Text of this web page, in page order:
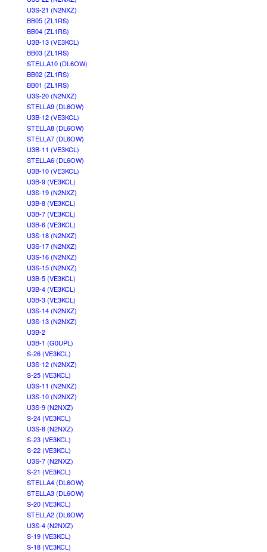
U3S-21 (N2NXZ)
BB05 (ZL1RS)
BB04 (ZL1RS)
U3B-13 (VE3KCL)
BB03 (ZL1RS)
STELLA10 (DL6OW)
BB02 (ZL1RS)
BB01 (ZL1RS)
U3S-20 (N2NXZ)
STELLA9 (DL6OW)
U3B-12 (VE3KCL)
STELLA8 (DL6OW)
STELLA7 (DL6OW)
U3B-11 (VE3KCL)
STELLA6 (DL6OW)
U3B-10 (VE3KCL)
U3B-9 (VE3KCL)
U3S-19 (N2NXZ)
U3B-8 (VE3KCL)
U3B-7 (VE3KCL)
U3B-6 (VE3KCL)
U3S-18 (N2NXZ)
U3S-17 (N2NXZ)
U3S-16 (N2NXZ)
U3S-15 (N2NXZ)
U3B-5 (VE3KCL)
U3B-4 (VE3KCL)
U3B-3 (VE3KCL)
U3S-14 (N2NXZ)
U3S-13 (N2NXZ)
U3B-2
U3B-1 (G0UPL)
S-26 (VE3KCL)
U3S-12 (N2NXZ)
S-25 (VE3KCL)
U3S-11 (N2NXZ)
U3S-10 (N2NXZ)
U3S-9 (N2NXZ)
S-24 (VE3KCL)
U3S-8 (N2NXZ)
S-23 (VE3KCL)
S-22 (VE3KCL)
U3S-7 (N2NXZ)
S-21 (VE3KCL)
STELLA4 (DL6OW)
STELLA3 (DL6OW)
S-20 (VE3KCL)
STELLA2 (DL6OW)
U3S-4 (N2NXZ)
S-19 (VE3KCL)
S-18 (VE3KCL)